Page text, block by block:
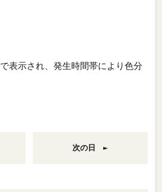
で表示され、発生時間帯により色分
次の日